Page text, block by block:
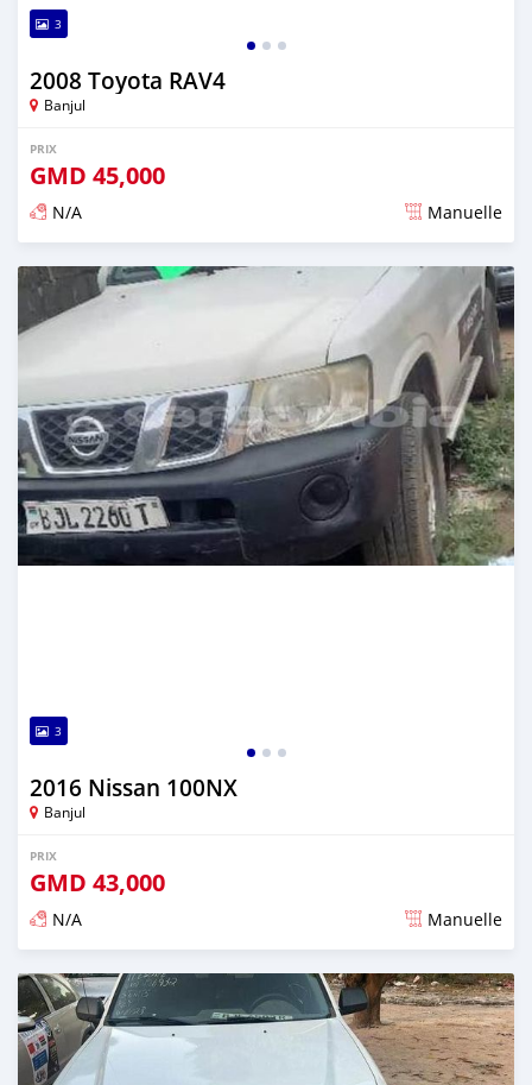
3
2008 Toyota RAV4
Banjul
PRIX
GMD 45,000
N/A Manuelle
Publié il y a plus de 2 ans
3
2016 Nissan 100NX
Banjul
PRIX
GMD 43,000
N/A Manuelle
Publié il y a plus de 2 ans